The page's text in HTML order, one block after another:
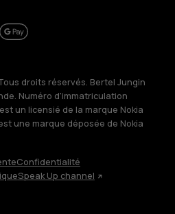
droits réservés. Bertel Jungin
Numéro d'immatriculation
un licensié de la marque Nokia
une marque déposée de Nokia
Confidentialité
Speak Up channel